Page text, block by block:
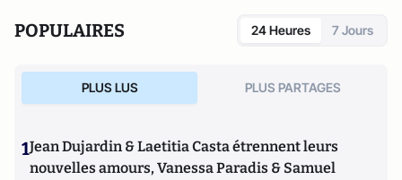
POPULAIRES 24 Heures 7 Jours
PLUS LUS PLUS PARTAGES
1Jean Dujardin & Laetitia Casta étrennent leurs
nouvelles amours, Vanessa Paradis & Samuel